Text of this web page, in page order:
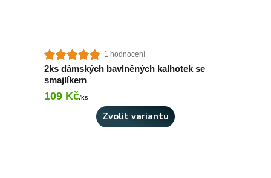
1 hodnocení
2ks dámských bavlněných kalhotek se
smajlíkem
109 Kč/ks
Zvolit variantu